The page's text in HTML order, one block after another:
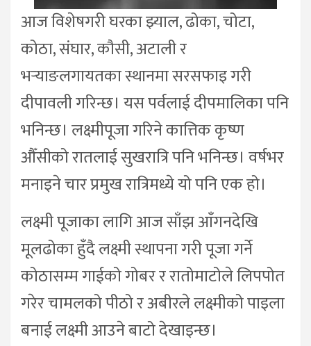
आज विशेषगरी घरका झ्याल, ढोका, चोटा,
कोठा, संघार, कौसी, अटाली र
भर्‍याङलगायतका स्थानमा सरसफाइ गरी
दीपावली गरिन्छ। यस पर्वलाई दीपमालिका पनि
भनिन्छ। लक्ष्मीपूजा गरिने कात्तिक कृष्ण
औँसीको रातलाई सुखरात्रि पनि भनिन्छ। वर्षभर
मनाइने चार प्रमुख रात्रिमध्ये यो पनि एक हो।
लक्ष्मी पूजाका लागि आज साँझ आँगनदेखि
मूलढोका हुँदै लक्ष्मी स्थापना गरी पूजा गर्ने
कोठासम्म गाईको गोबर र रातोमाटोले लिपपोत
गरेर चामलको पीठो र अबीरले लक्ष्मीको पाइला
बनाई लक्ष्मी आउने बाटो देखाइन्छ।